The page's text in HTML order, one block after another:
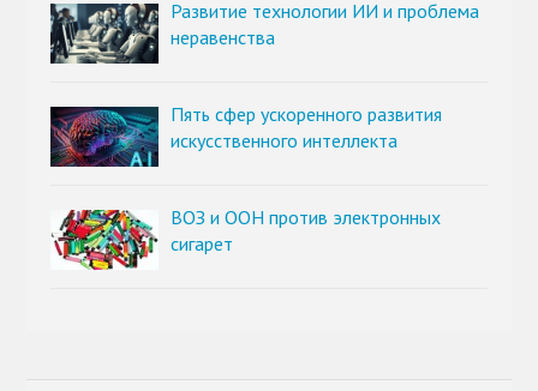
Развитие технологии ИИ и проблема
неравенства
Пять сфер ускоренного развития
искусственного интеллекта
ВОЗ и ООН против электронных
сигарет